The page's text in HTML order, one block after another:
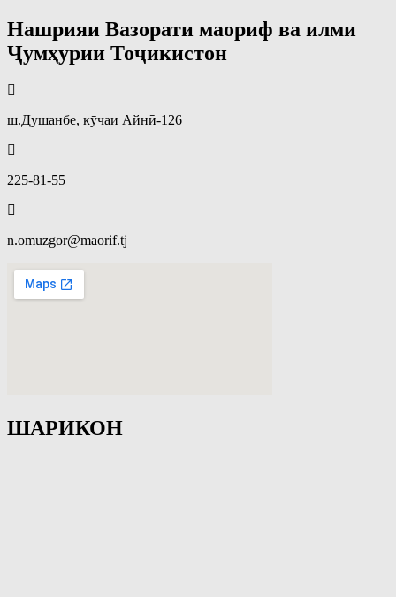
Нашрияи Вазорати маориф ва илми
Ҷумҳурии Тоҷикистон
ш.Душанбе, кӯчаи Айнӣ-126
225-81-55
n.omuzgor@maorif.tj
ШАРИКОН